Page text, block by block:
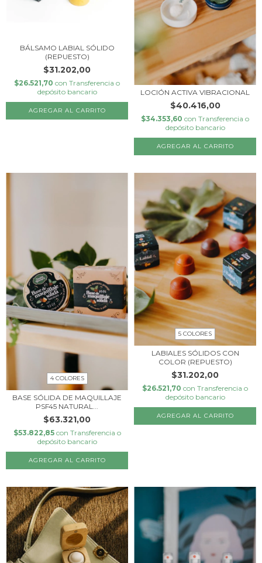
BÁLSAMO LABIAL SÓLIDO
(REPUESTO)
$31.202,00
$26.521,70 con Transferencia o
depósito bancario
AGREGAR AL CARRITO
LOCIÓN ACTIVA VIBRACIONAL
$40.416,00
$34.353,60 con Transferencia o
depósito bancario
4 COLORES
BASE SÓLIDA DE MAQUILLAJE
PSF45 NATURAL...
$63.321,00
$53.822,85 con Transferencia o
depósito bancario
AGREGAR AL CARRITO
5 COLORES
LABIALES SÓLIDOS CON
COLOR (REPUESTO)
$31.202,00
$26.521,70 con Transferencia o
depósito bancario
AGREGAR AL CARRITO